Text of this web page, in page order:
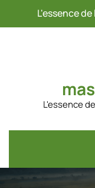
L'essence
L'essence